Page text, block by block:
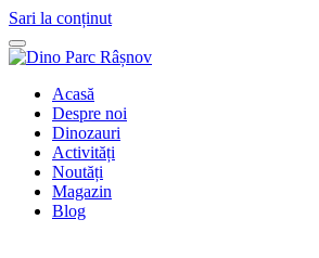
Sari la conținut
Acasă
Despre noi
Dinozauri
Activități
Noutăți
Magazin
Blog